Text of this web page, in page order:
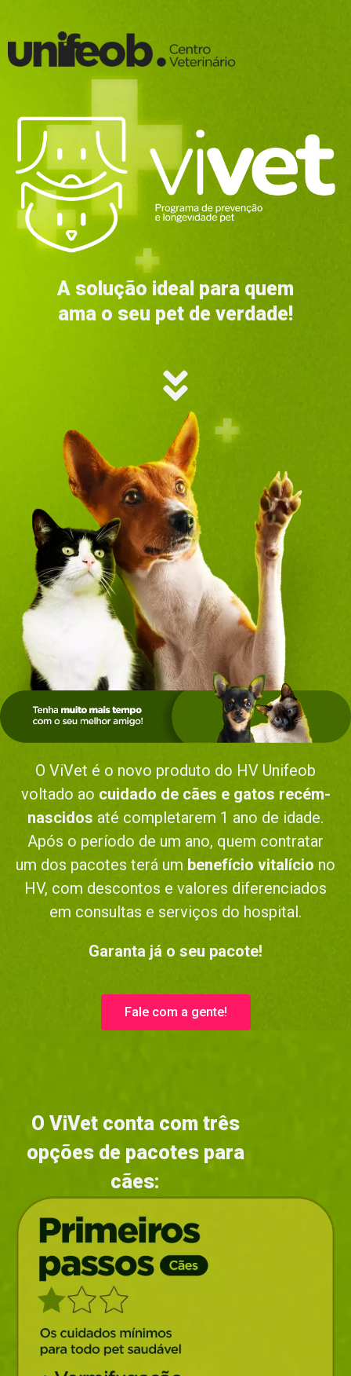
A solução ideal para quem
ama o seu pet de verdade!
O ViVet é o novo produto do HV Unifeob
voltado ao cuidado de cães e gatos recém-
nascidos até completarem 1 ano de idade.
Após o período de um ano, quem contratar
um dos pacotes terá um benefício vitalício no
HV, com descontos e valores diferenciados
em consultas e serviços do hospital.
Garanta já o seu pacote!
Fale com a gente!
O ViVet conta com três
opções de pacotes para
cães: